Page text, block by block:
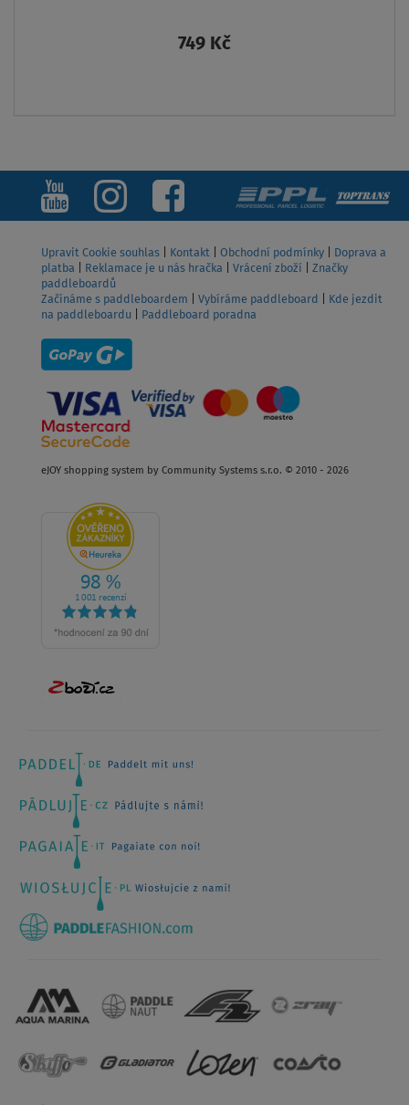
749 Kč
Upravit Cookie souhlas Kontakt Obchodní podmínky
Doprava a
platba
Reklamace je u nás hračka Vrácení zboží
Značky
paddleboardů
Začínáme s paddleboardem
Vybíráme paddleboard
Kde jezdit
na paddleboardu
Paddleboard poradna
eJOY shopping system by Community Systems s.r.o. © 2010 - 2026